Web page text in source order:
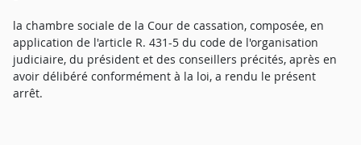
la chambre sociale de la Cour de cassation, composée, en
application de l'article R. 431-5 du code de l'organisation
judiciaire, du président et des conseillers précités, après en
avoir délibéré conformément à la loi, a rendu le présent
arrêt.